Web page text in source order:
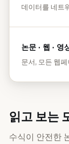
데이터를 네트
논문 · 웹 · 영
문서, 모든 웹
읽고 보는
수식이 안전한